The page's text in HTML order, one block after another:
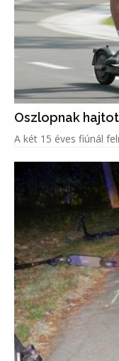
Oszlopnak
A két 15 éves fiúnál